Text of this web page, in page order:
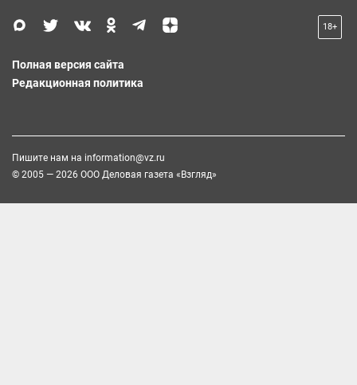
18+
Полная версия сайта
Редакционная политика
Пишите нам на information@vz.ru
© 2005 — 2026 ООО Деловая газета «Взгляд»